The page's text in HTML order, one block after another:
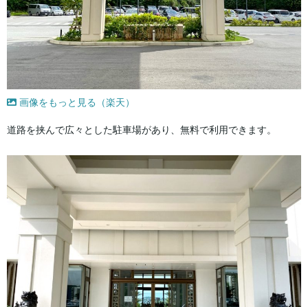
画像をもっと見る（楽天）
道路を挟んで広々とした駐車場があり、無料で利用できます。